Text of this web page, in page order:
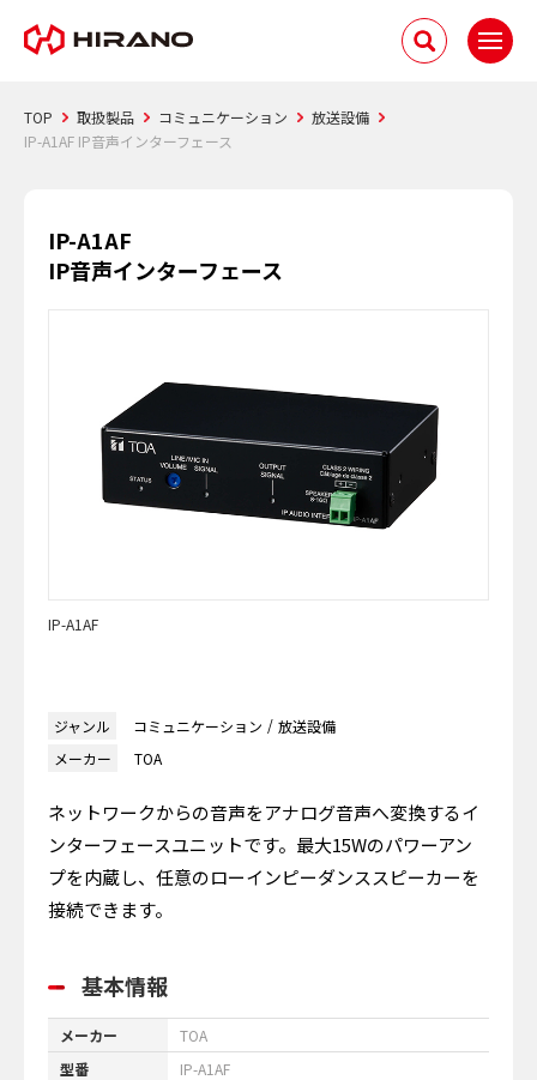
TOP 取扱製品 コミュニケーション
放送設備
IP-A1AF IP音声インターフェース
IP-A1AF
IP音声インターフェース
IP-A1AF
ジャンル コミュニケーション
放送設備
メーカー
TOA
ネットワークからの音声をアナログ音声へ変換するイ
ンターフェースユニットです。最大15Wのパワーアン
プを内蔵し、任意のローインピーダンススピーカーを
接続できます。
基本情報
メーカー
TOA
型番
IP-A1AF